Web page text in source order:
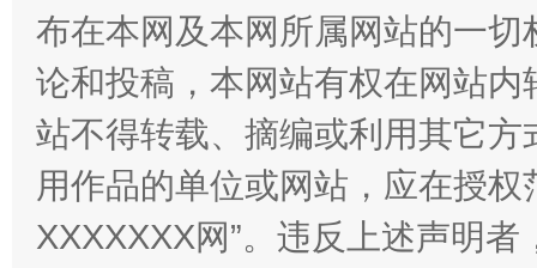
镜头丨大暑三秋近 山西：
布在本网及本网所属网站的一
论和投稿，本网站有权在网站
站不得转载、摘编或利用其它
用作品的单位或网站，应在授
XXXXXXX网”。违反上述声明